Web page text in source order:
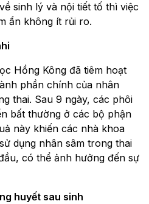
sinh lý và nội tiết tố thì việc
ẩn không ít rủi ro.
Hồng Kông đã tiêm hoạt
phần chính của nhân
thai. Sau 9 ngày, các phôi
bất thường ở các bộ phận
này khiến các nhà khoa
dụng nhân sâm trong thai
có thể ảnh hưởng đến sự
huyết sau sinh